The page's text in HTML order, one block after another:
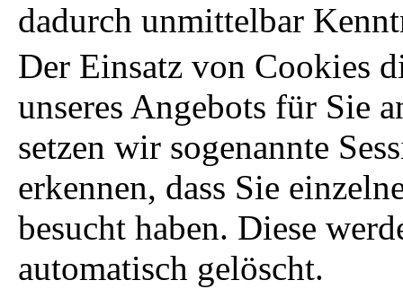
dadurch unmittelbar
Der Einsatz von Cookies
unseres Angebots für Sie
setzen wir sogenannte
erkennen, dass Sie
besucht haben. Diese
automatisch gelöscht.